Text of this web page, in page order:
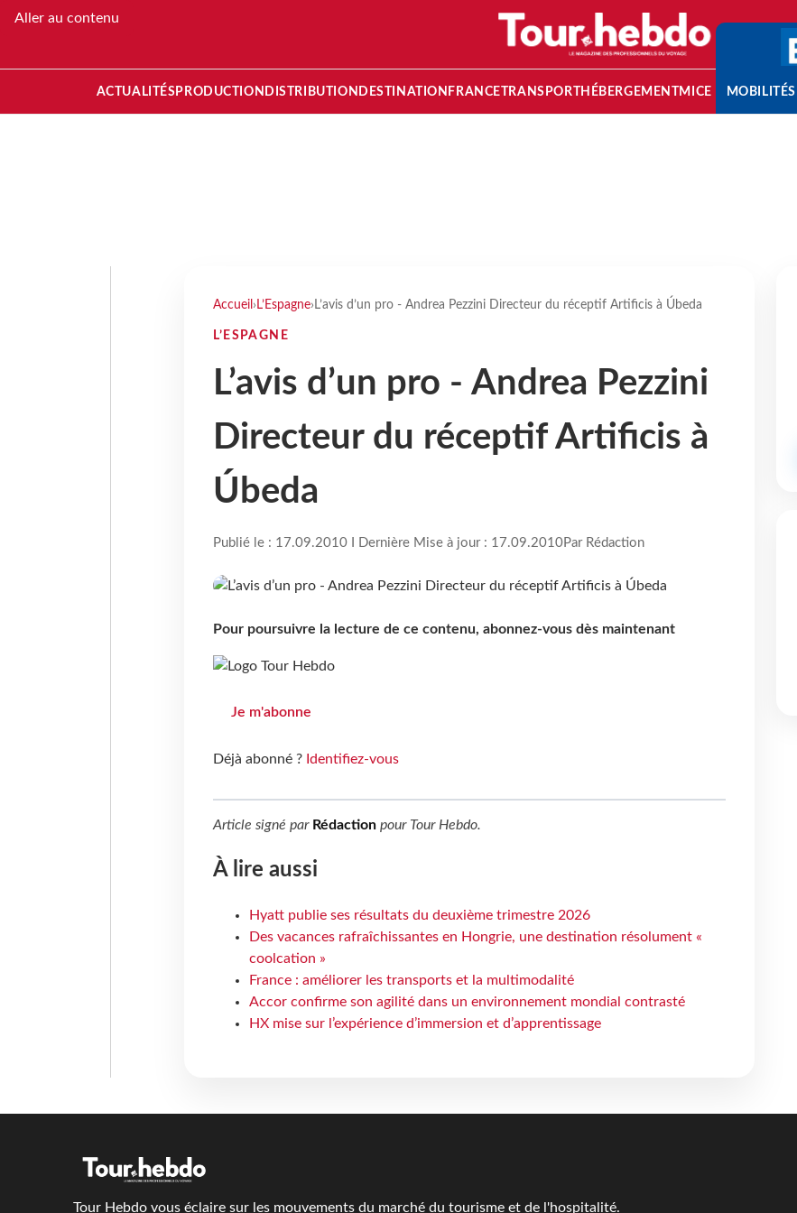
Aller au contenu
ACTUALITÉS PRODUCTION DISTRIBUTION DESTINATION FRANCETRANSPORT HÉBERGEMENTMICE MOBILITÉS
Accueil › L’Espagne› L’avis d’un pro - Andrea Pezzini Directeur du réceptif Artificis à Úbeda
L’ESPAGNE
L’avis d’un pro - Andrea Pezzini
Directeur du réceptif Artificis à
Úbeda
Publié le : 17.09.2010 I Dernière Mise à jour : 17.09.2010Par Rédaction
Pour poursuivre la lecture de ce contenu, abonnez-vous dès maintenant
Je m'abonne
Déjà abonné ? Identifiez-vous
Article signé par Rédactionpour Tour Hebdo.
À lire aussi
Hyatt publie ses résultats du deuxième trimestre 2026
Des vacances rafraîchissantes en Hongrie, une destination résolument «
coolcation »
France : améliorer les transports et la multimodalité
Accor confirme son agilité dans un environnement mondial contrasté
HX mise sur l’expérience d’immersion et d’apprentissage
Tour Hebdo vous éclaire sur les mouvements du marché du tourisme et de l'hospitalité.